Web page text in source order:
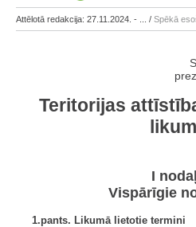
Attēlotā redakcija: 27.11.2024. - ... / Spēkā
Teritorijas
I
Vispārīgie
1.pants. Likumā lietotie termini